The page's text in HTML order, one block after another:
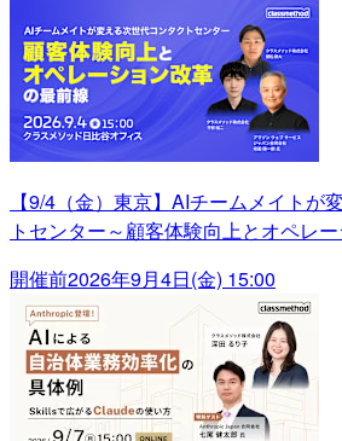
【9/4（金）東京】AIチームメイトが
トセンター～顧客体験向上とオペレ
開催前2026年9月4日(金) 15:00